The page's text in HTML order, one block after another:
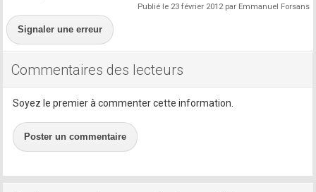
Publié le 23 février 2012 par Emmanuel Forsans
Signaler une erreur
Commentaires des lecteurs
Soyez le premier à commenter cette information.
Poster un commentaire